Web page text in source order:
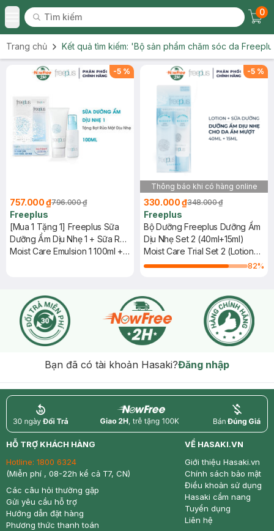
Toggle Menu
Tìm kiếm
Tìm kiếm
0
Trang chủ Kết quả tìm kiếm: 'Bộ sản phẩm chăm sóc da
-5 %
757.000 ₫796.000 ₫
Freeplus
[Mua 1 Tặng 1] Freeplus Sữa
Dưỡng Ẩm Dịu Nhẹ 1 + Sữa Rửa
Mặt Dịu Nhẹ
Moist Care Emulsion 1 100ml +
-5 %
Thông báo khi có hàng online
330.000 ₫348.000 ₫
Freeplus
Bộ Dưỡng Freeplus Dưỡng Ẩm
Dịu Nhẹ Set 2 (40ml+15ml)
Moist Care Trial Set 2 (Lotion
40ml + Emulsion 15ml)
82%
Bạn đã có tài khoản Hasaki?Đăng nhập
return nowfree price
HỖ TRỢ KHÁCH HÀNG
Hotline: 1800 6324
(Miễn phí , 08-22h kể cả T7, CN)
Các câu hỏi thường gặp
Gửi yêu cầu hỗ trợ
Hướng dẫn đặt hàng
Phương thức thanh toán
VỀ HASAKI.VN
Giới thiệu Hasaki.vn
Chính sách bảo mật
Điều khoản sử dụng
Hasaki cẩm nang
Tuyển dụng
Liên hệ